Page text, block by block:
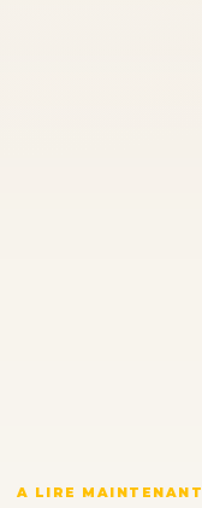
A LIRE MAINTENANT